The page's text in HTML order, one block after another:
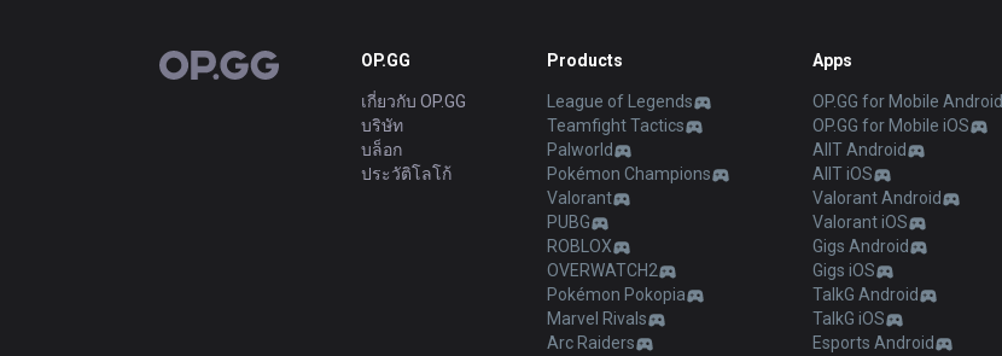
OP.GG OP.GG
เกี่ยวกับ OP.GG
บริษัท
บล็อก
ประวัติโลโก้
Products
League of Legends
Teamfight Tactics
Palworld
Pokémon Champions
Valorant
PUBG
ROBLOX
OVERWATCH2
Pokémon Pokopia
Marvel Rivals
Arc Raiders
Apps
OP.GG for Mobile Android
OP.GG for Mobile iOS
AllT Android
AllT iOS
Valorant Android
Valorant iOS
Gigs Android
Gigs iOS
TalkG Android
TalkG iOS
Esports Android